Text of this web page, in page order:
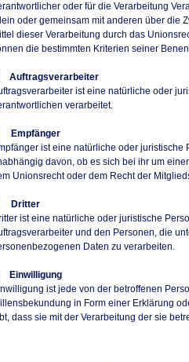
oder für die Verarbeitung
oder gemeinsam mit anderen über die
dieser Verarbeitung durch das
die bestimmten Kriterien seiner
Auftragsverarbeiter
ist eine natürliche oder
verarbeitet.
ist eine natürliche oder
davon, ob es sich bei ihr um
Unionsrecht oder dem Recht der
Dritter
ist eine natürliche oder juristische
und den Personen, die
Daten zu verarbeiten.
Einwilligung
ist jede von der betroffenen
in Form einer Erklärung
dass sie mit der Verarbeitung der sie